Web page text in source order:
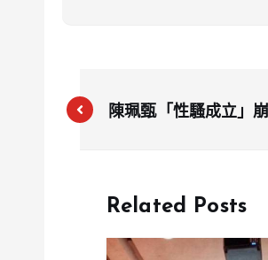
陳珮甄「性騷成立」
Related Posts